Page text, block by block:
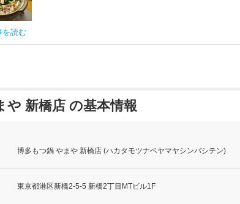
を読む
や 新橋店 の基本情報
博多もつ鍋 やまや 新橋店 (ハカタモツナベヤマヤシンバシテン)
東京都港区新橋2-5-5 新橋2丁目MTビル1F